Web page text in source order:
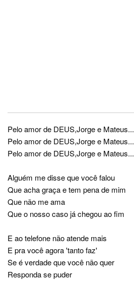
Pelo amor de DEUS,Jorge e Mateus...
Pelo amor de DEUS,Jorge e Mateus...
Pelo amor de DEUS,Jorge e Mateus...
Alguém me disse que você falou
Que acha graça e tem pena de mim
Que não me ama
Que o nosso caso já chegou ao fim
E ao telefone não atende mais
E pra você agora 'tanto faz'
Se é verdade que você não quer
Responda se puder